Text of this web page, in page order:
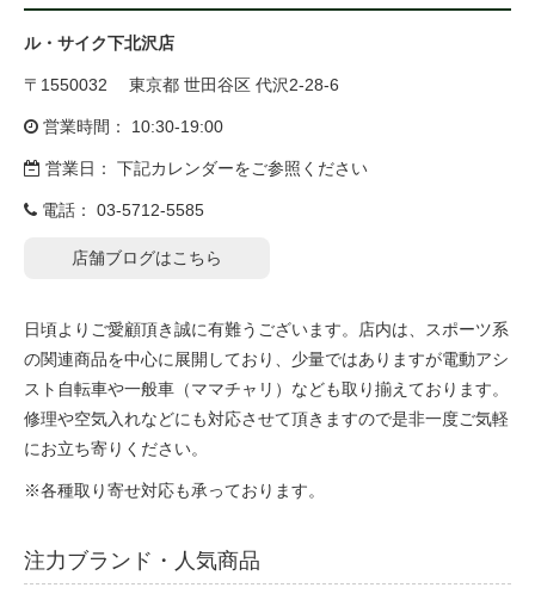
Norwayシリーズ
eVita
コンテンツ
特集
ル・サイク下北沢店
〒1550032 東京都 世田谷区 代沢2-28-6
営業時間： 10:30-19:00
営業日： 下記カレンダーをご参照ください
電話： 03-5712-5585
店舗ブログはこちら
日頃よりご愛顧頂き誠に有難うございます。店内は、スポーツ系
の関連商品を中心に展開しており、少量ではありますが電動アシ
スト自転車や一般車（ママチャリ）なども取り揃えております。
修理や空気入れなどにも対応させて頂きますので是非一度ご気軽
にお立ち寄りください。
※各種取り寄せ対応も承っております。
注力ブランド・人気商品